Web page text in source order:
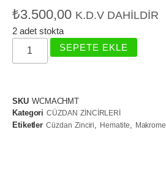
₺3.500,00 K.D.V DAHILDIR
2 adet stokta
SEPETE EKLE
SKU WCMACHMT
Kategori CÜZDAN ZİNCİRLERİ
Etiketler Cüzdan Zinciri, Hematite, Makrome